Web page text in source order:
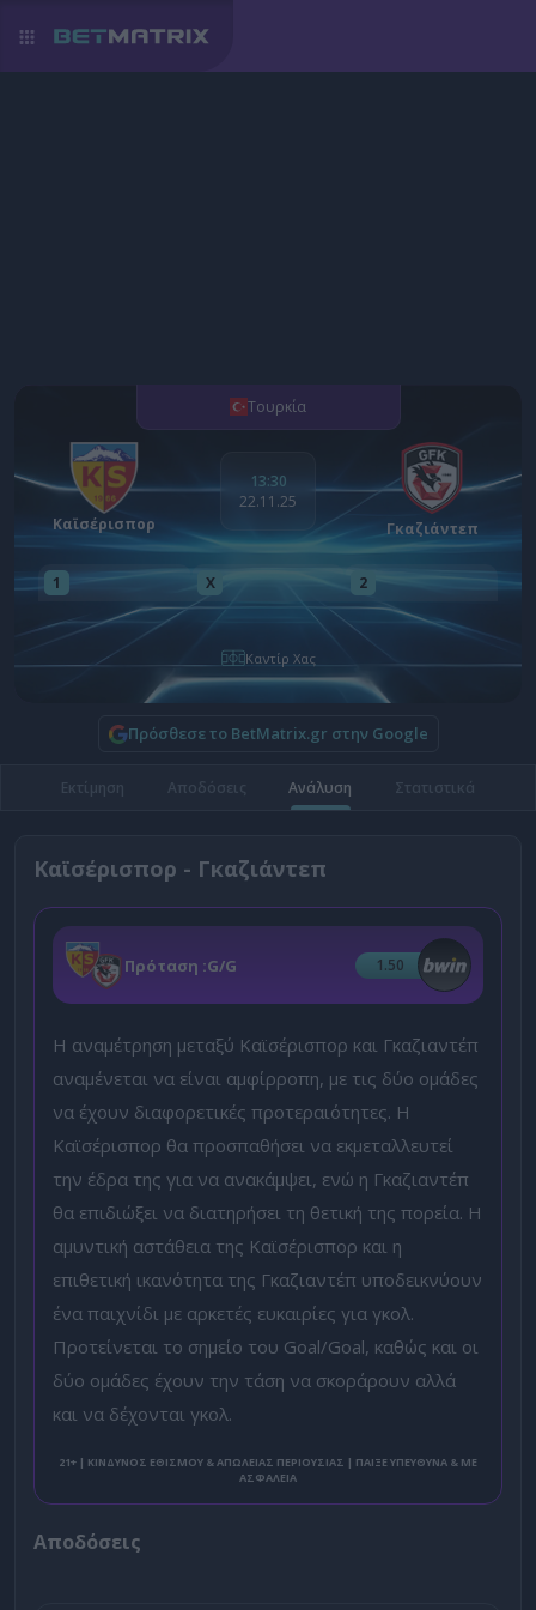
Τουρκία
Καϊσέρισπορ
13:30
22.11.25
Γκαζιάντεπ
1 X 2
Καντίρ Χας
Πρόσθεσε το BetMatrix.gr στην Google
Εκτίμηση Αποδόσεις Ανάλυση Στατιστικά
Καϊσέρισπορ - Γκαζιάντεπ
Πρόταση :G/G 1.50
Η αναμέτρηση μεταξύ Καϊσέρισπορ και Γκαζιαντέπ
αναμένεται να είναι αμφίρροπη, με τις δύο ομάδες
να έχουν διαφορετικές προτεραιότητες. Η
Καϊσέρισπορ θα προσπαθήσει να εκμεταλλευτεί
την έδρα της για να ανακάμψει, ενώ η Γκαζιαντέπ
θα επιδιώξει να διατηρήσει τη θετική της πορεία. Η
αμυντική αστάθεια της Καϊσέρισπορ και η
επιθετική ικανότητα της Γκαζιαντέπ υποδεικνύουν
ένα παιχνίδι με αρκετές ευκαιρίες για γκολ.
Προτείνεται το σημείο του Goal/Goal, καθώς και οι
δύο ομάδες έχουν την τάση να σκοράρουν αλλά
και να δέχονται γκολ.
21+ | ΚΙΝΔΥΝΟΣ ΕΘΙΣΜΟΥ & ΑΠΩΛΕΙΑΣ ΠΕΡΙΟΥΣΙΑΣ | ΠΑΙΞΕ ΥΠΕΥΘΥΝΑ & ΜΕ
ΑΣΦΑΛΕΙΑ
Αποδόσεις